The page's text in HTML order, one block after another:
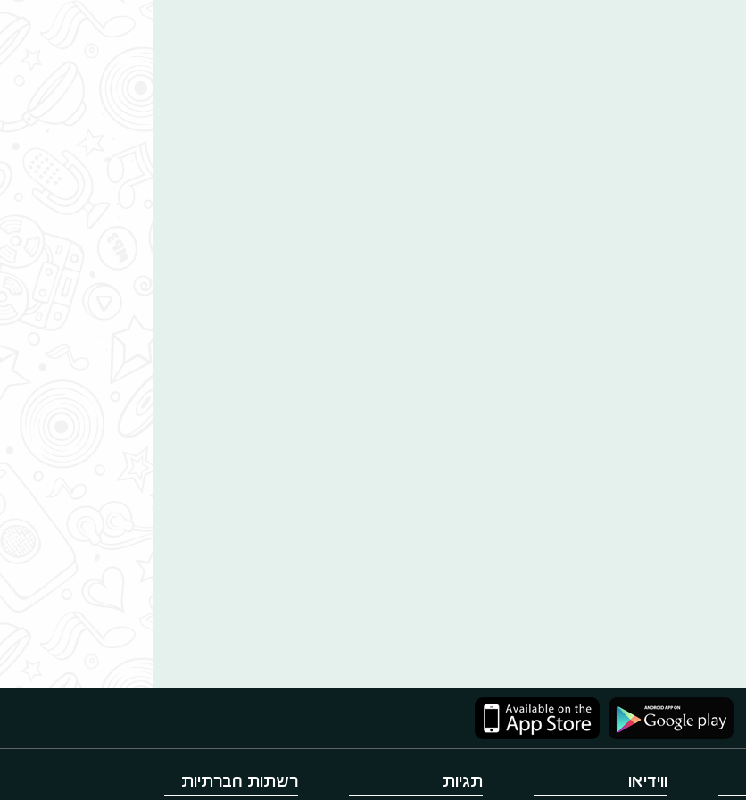
ווידיאו תגיות רשתות חברתיות